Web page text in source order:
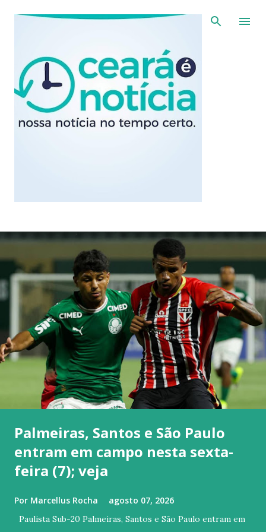
Pular para o conteúdo principal
Palmeiras, Santos e São Paulo
entram em campo nesta sexta-
feira (7); veja
Por Marcellus Rocha agosto 07, 2026
Paulista Sub-20 Palmeiras, Santos e São Paulo entram em